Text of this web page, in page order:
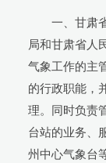
一、甘肃
局和甘肃省人
气象工作的主
的行政职能，
理。同时负责
台站的业务、
州中心气象台